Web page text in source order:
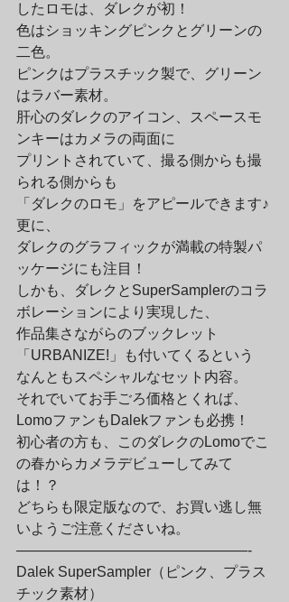
したロモは、ダレクが初！
色はショッキングピンクとグリーンの
二色。
ピンクはプラスチック製で、グリーン
はラバー素材。
肝心のダレクのアイコン、スペースモ
ンキーはカメラの両面に
プリントされていて、撮る側からも撮
られる側からも
「ダレクのロモ」をアピールできます♪
更に、
ダレクのグラフィックが満載の特製パ
ッケージにも注目！
しかも、ダレクとSuperSamplerのコラ
ボレーションにより実現した、
作品集さながらのブックレット
「URBANIZE!」も付いてくるという
なんともスペシャルなセット内容。
それでいてお手ごろ価格とくれば、
LomoファンもDalekファンも必携！
初心者の方も、このダレクのLomoでこ
の春からカメラデビューしてみて
は！？
どちらも限定版なので、お買い逃し無
いようご注意くださいね。
————————————————-
Dalek SuperSampler（ピンク、プラス
チック素材）